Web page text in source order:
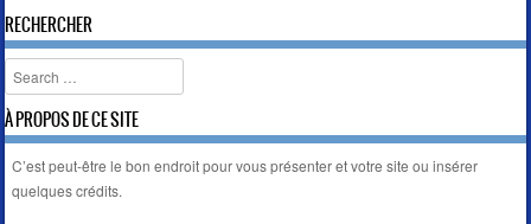
y
RECHERCHER
Search
À PROPOS DE CE SITE
C’est peut-être le bon endroit pour vous présenter et votre site ou insérer
quelques crédits.